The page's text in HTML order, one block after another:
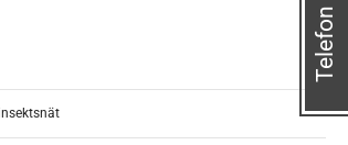
Telefon